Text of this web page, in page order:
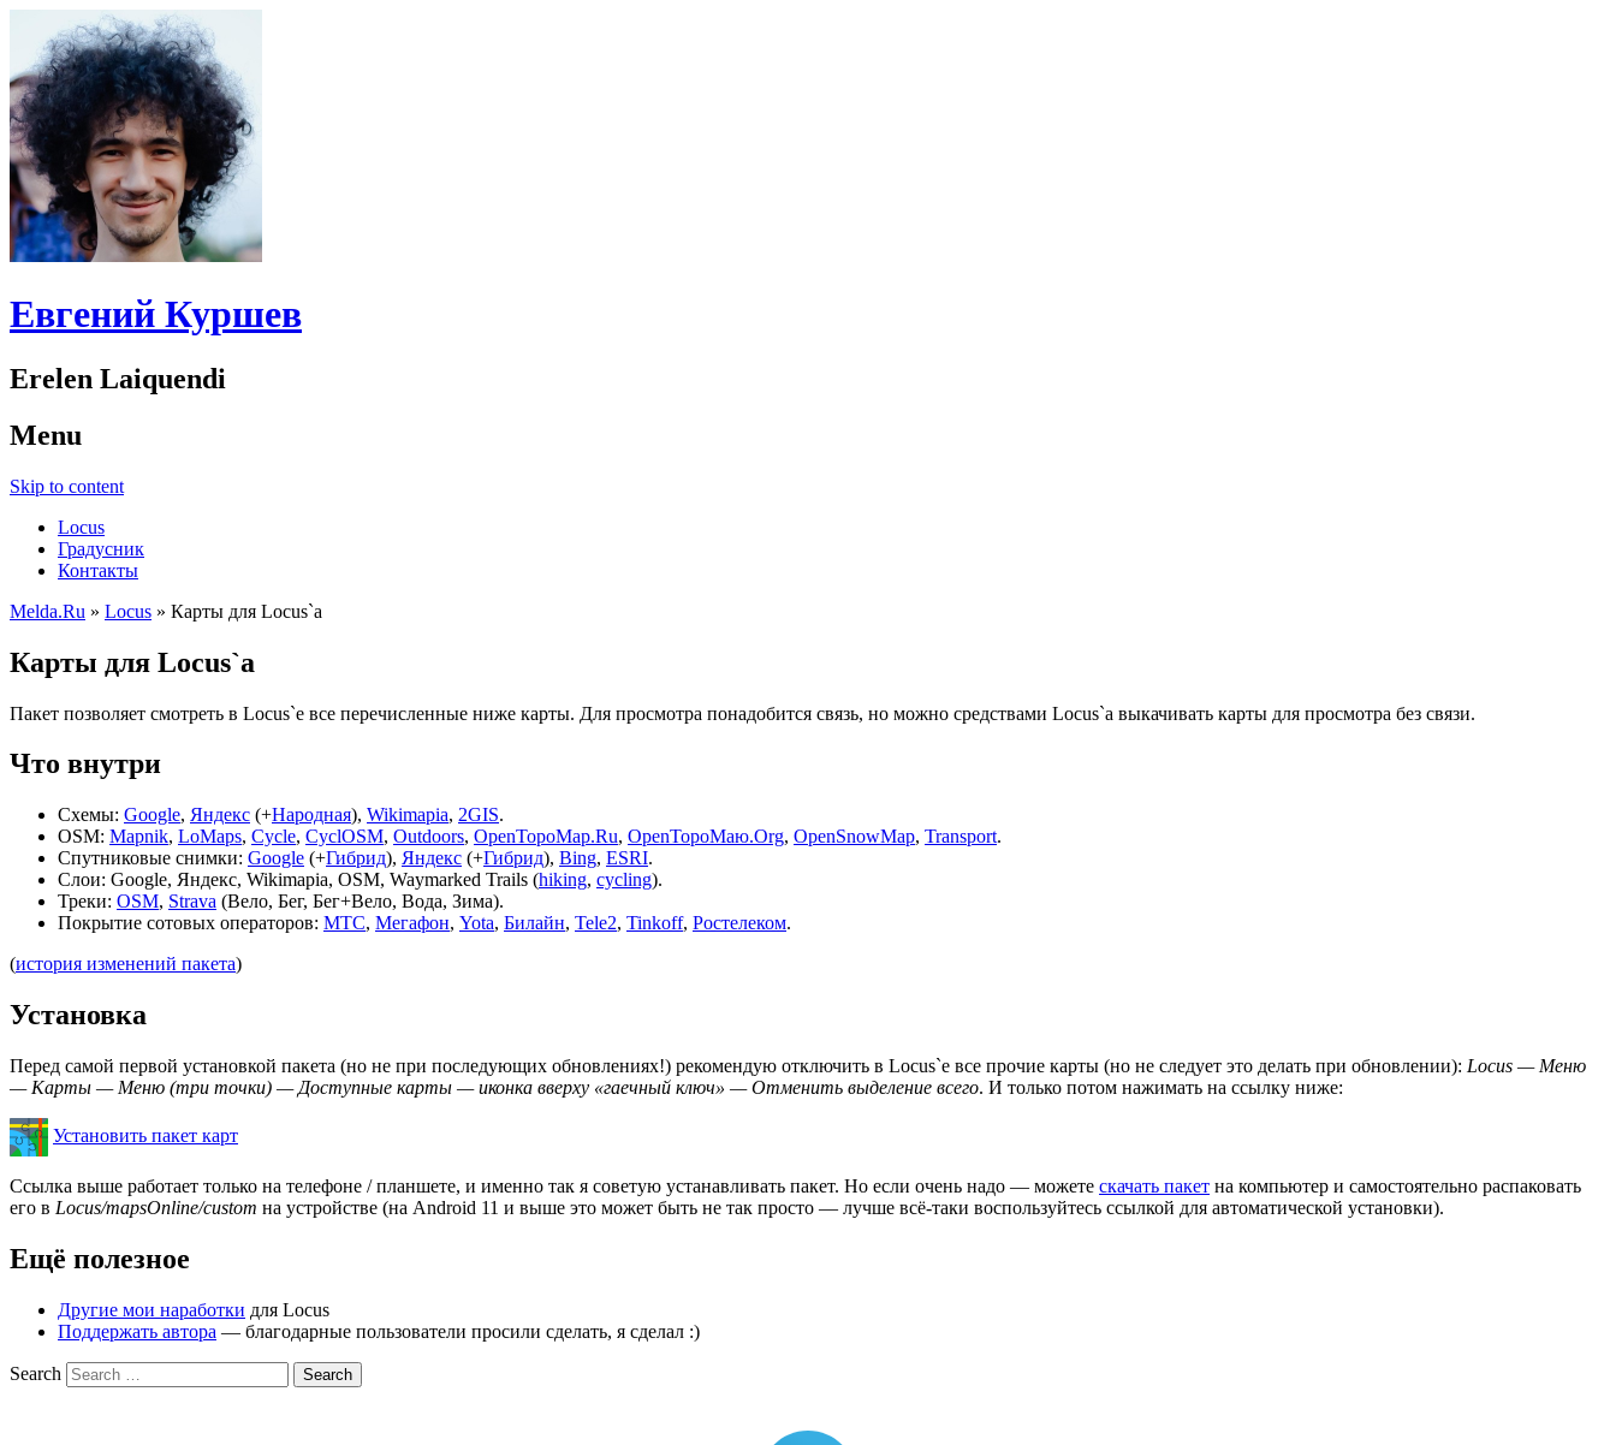
Евгений Куршев
Erelen Laiquendi
Menu
Skip to content
Locus
Градусник
Контакты
Melda.Ru » Locus » Карты для Locus`а
Карты для Locus`а
Пакет позволяет смотреть в Locus`е все перечисленные ниже карты. Для просмотра понадобится связь, но можно средствами Locus`а выкачивать карты для просмотра без связи.
Что внутри
Схемы: Google, Яндекс (+Народная), Wikimapia, 2GIS.
OSM: Mapnik, LoMaps, Cycle, CyclOSM, Outdoors, OpenTopoMap.Ru, OpenTopoMaю.Org, OpenSnowMap, Transport.
Спутниковые снимки: Google (+Гибрид), Яндекс (+Гибрид), Bing, ESRI.
Слои: Google, Яндекс, Wikimapia, OSM, Waymarked Trails (hiking, cycling).
Треки: OSM, Strava (Вело, Бег, Бег+Вело, Вода, Зима).
Покрытие сотовых операторов: МТС, Мегафон, Yota, Билайн, Tele2, Tinkoff, Ростелеком.
(история изменений пакета)
Установка
Перед самой первой установкой пакета (но не при последующих обновлениях!) рекомендую отключить в Locus`е все прочие карты (но не следует это делать при обновлении): Locus — Меню
— Карты — Меню (три точки) — Доступные карты — иконка вверху «гаечный ключ» — Отменить выделение всего. И только потом нажимать на ссылку ниже:
Установить пакет карт
Ссылка выше работает только на телефоне / планшете, и именно так я советую устанавливать пакет. Но если очень надо — можете скачать пакет на компьютер и самостоятельно распаковать
его в Locus/mapsOnline/custom на устройстве (на Android 11 и выше это может быть не так просто — лучше всё-таки воспользуйтесь ссылкой для автоматической установки).
Ещё полезное
Другие мои наработки для Locus
Поддержать автора — благодарные пользователи просили сделать, я сделал :)
Search